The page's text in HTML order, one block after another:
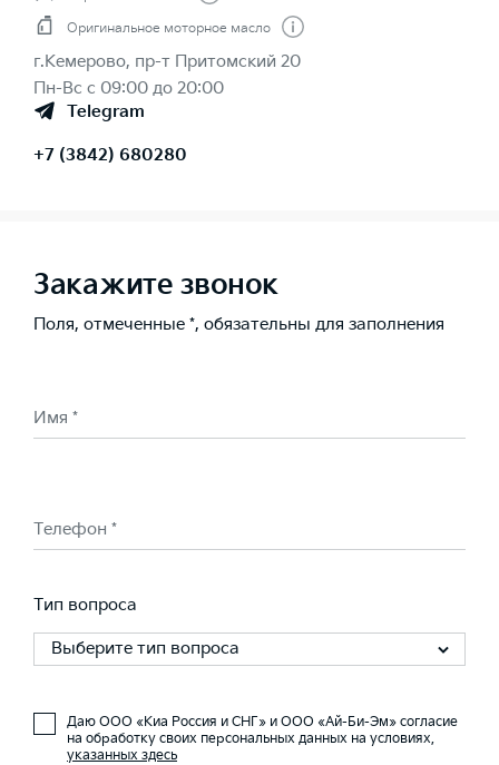
Оригинальное моторное масло
г.Кемерово, пр-т Притомский 20
Пн-Вс с 09:00 до 20:00
Telegram
+7 (3842) 680280
Закажите звонок
Поля, отмеченные *, обязательны для заполнения
Имя *
Телефон *
Тип вопроса
Выберите тип вопроса
Даю ООО «Киа Россия и СНГ» и ООО «Ай-Би-Эм» согласие
на обработку своих персональных данных на условиях,
указанных здесь